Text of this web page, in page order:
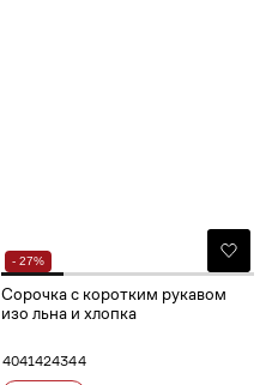
- 27%
Сорочка с коротким рукавом
изо льна и хлопка
4041424344